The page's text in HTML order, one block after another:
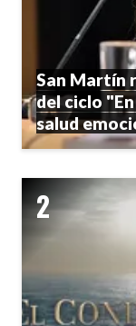
San Martín
del ciclo
salud